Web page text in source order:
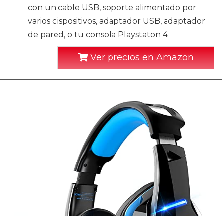
con un cable USB, soporte alimentado por
varios dispositivos, adaptador USB, adaptador
de pared, o tu consola Playstaton 4.
Ver precios en Amazon